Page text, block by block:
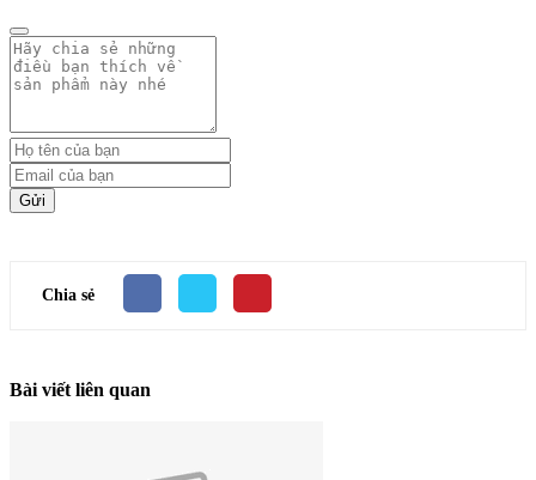
Gửi
Chia sẻ
Bài viết liên quan